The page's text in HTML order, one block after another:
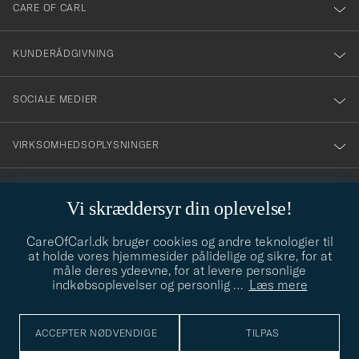
Vi skræddersyr din oplevelse!
CareOfCarl.dk bruger cookies og andre teknologier til
at holde vores hjemmesider pålidelige og sikre, for at
måle deres ydeevne, for at levere personlige
indkøbsoplevelser og personlig … Læs mere
ACCEPTER NØDVENDIGE TILPAS
vårt
nyhetsbrev!
CARE OF CARL
KUNDERÅDGIVNING
SOCIALE MEDIER
VIRKSOMHEDSOPLYSNINGER
info@careofcarl.dk
Behøver du hjælp til at finde din stil? Lad os hjælpe dig, vi hjælper
gerne til!
STILRÅD